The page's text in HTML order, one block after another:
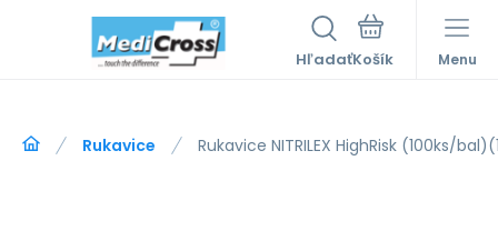
Hľadať Menu
Rukavice Rukavice NITRILEX HighRisk (100ks/